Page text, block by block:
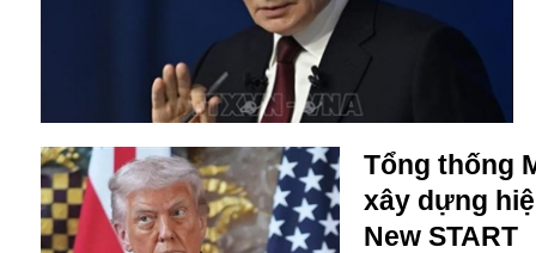
Tổng thống
xây dựng
New START